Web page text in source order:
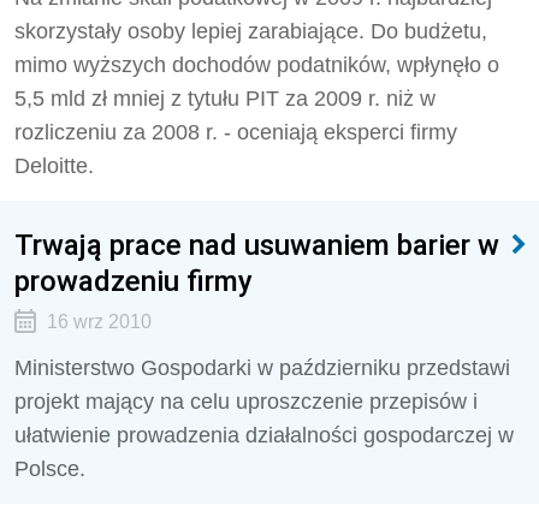
skorzystały osoby lepiej zarabiające. Do budżetu,
mimo wyższych dochodów podatników, wpłynęło o
5,5 mld zł mniej z tytułu PIT za 2009 r. niż w
rozliczeniu za 2008 r. - oceniają eksperci firmy
Deloitte.
Trwają prace nad usuwaniem barier w
prowadzeniu firmy
16 wrz 2010
Ministerstwo Gospodarki w październiku przedstawi
projekt mający na celu uproszczenie przepisów i
ułatwienie prowadzenia działalności gospodarczej w
Polsce.